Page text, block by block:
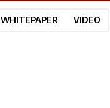
WHITEPAPER VIDEO